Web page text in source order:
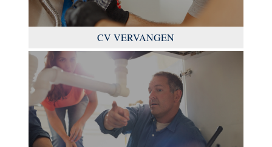
CV VERVANGEN